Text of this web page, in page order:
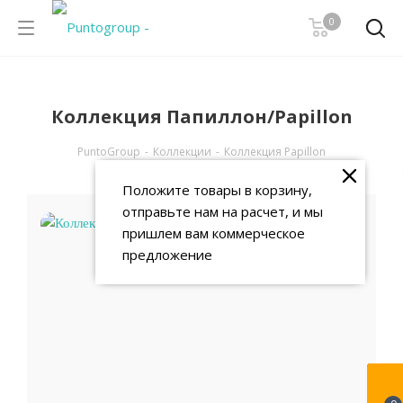
0
Коллекция Папиллон/Papillon
PuntoGroup - Коллекции - Коллекция Papillon
Положите товары в корзину,
отправьте нам на расчет, и мы
пришлем вам коммерческое
предложение